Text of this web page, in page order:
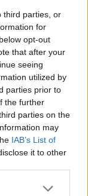
third parties, or
for
opt-out
that after your
seeing
utilized by
parties prior to
the further
parties on the
may
IAB’s List of
it to other
στο
Ελλάδα
των
σε βράχο 20